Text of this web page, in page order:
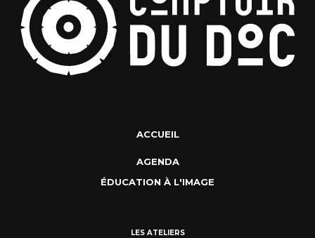
ACCUEIL
AGENDA
ÉDUCATION À L'IMAGE
LES ATELIERS